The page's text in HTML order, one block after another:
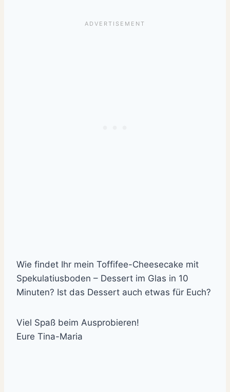
Wie findet Ihr mein Toffifee-Cheesecake mit
Spekulatiusboden – Dessert im Glas in 10
Minuten? Ist das Dessert auch etwas für Euch?
Viel Spaß beim Ausprobieren!
Eure Tina-Maria